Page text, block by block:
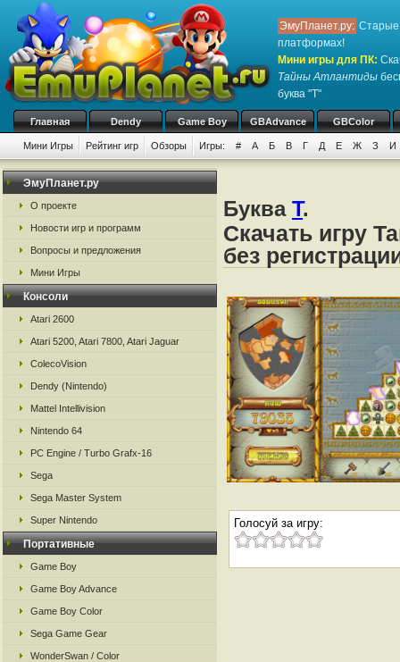
ЭмуПланет.ру: Старые
платформах!
Мини игры для ПК:
Тайны Атлантиды
буква "Т"
Главная Dendy Game Boy GBAdvance GBColor
Мини Игры Рейтинг игр Обзоры Игры: # А Б В Г Д Е Ж З И
ЭмуПланет.ру
О проекте
Новости игр и программ
Вопросы и предложения
Мини Игры
Консоли
Atari 2600
Atari 5200, Atari 7800, Atari Jaguar
ColecoVision
Dendy (Nintendo)
Mattel Intellivision
Nintendo 64
PC Engine / Turbo Grafx-16
Sega
Sega Master System
Super Nintendo
Портативные
Game Boy
Game Boy Advance
Game Boy Color
Sega Game Gear
WonderSwan / Color
Буква Т.
Скачать игру
без
Голосуй за игру: